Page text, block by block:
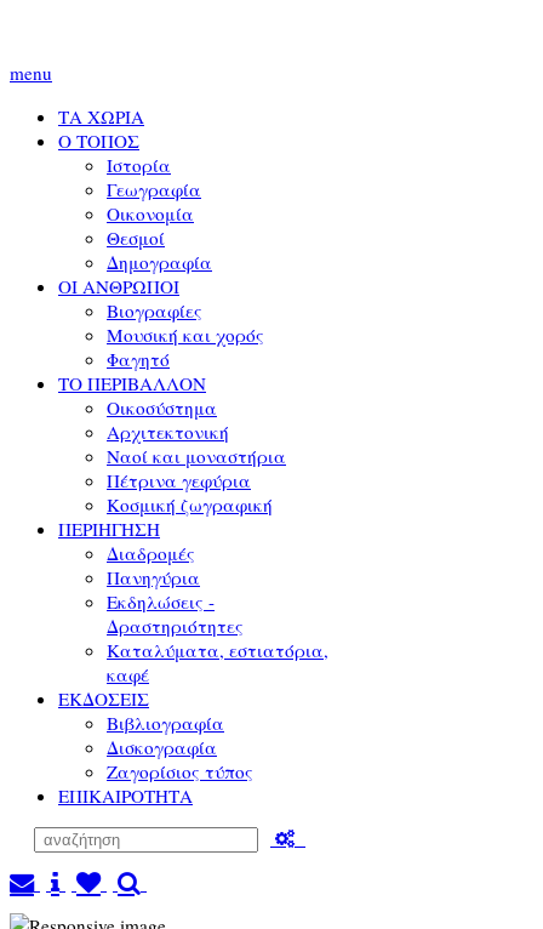
menu
ΤΑ ΧΩΡΙΑ
Ο ΤΟΠΟΣ
Ιστορία
Γεωγραφία
Οικονομία
Θεσμοί
Δημογραφία
ΟΙ ΑΝΘΡΩΠΟΙ
Βιογραφίες
Μουσική και χορός
Φαγητό
ΤΟ ΠΕΡΙΒΑΛΛΟΝ
Οικοσύστημα
Αρχιτεκτονική
Ναοί και μοναστήρια
Πέτρινα γεφύρια
Κοσμική ζωγραφική
ΠΕΡΙΗΓΗΣΗ
Διαδρομές
Πανηγύρια
Εκδηλώσεις -
Δραστηριότητες
Καταλύματα, εστιατόρια,
καφέ
ΕΚΔΟΣΕΙΣ
Βιβλιογραφία
Δισκογραφία
Ζαγορίσιος τύπος
ΕΠΙΚΑΙΡΟΤΗΤΑ